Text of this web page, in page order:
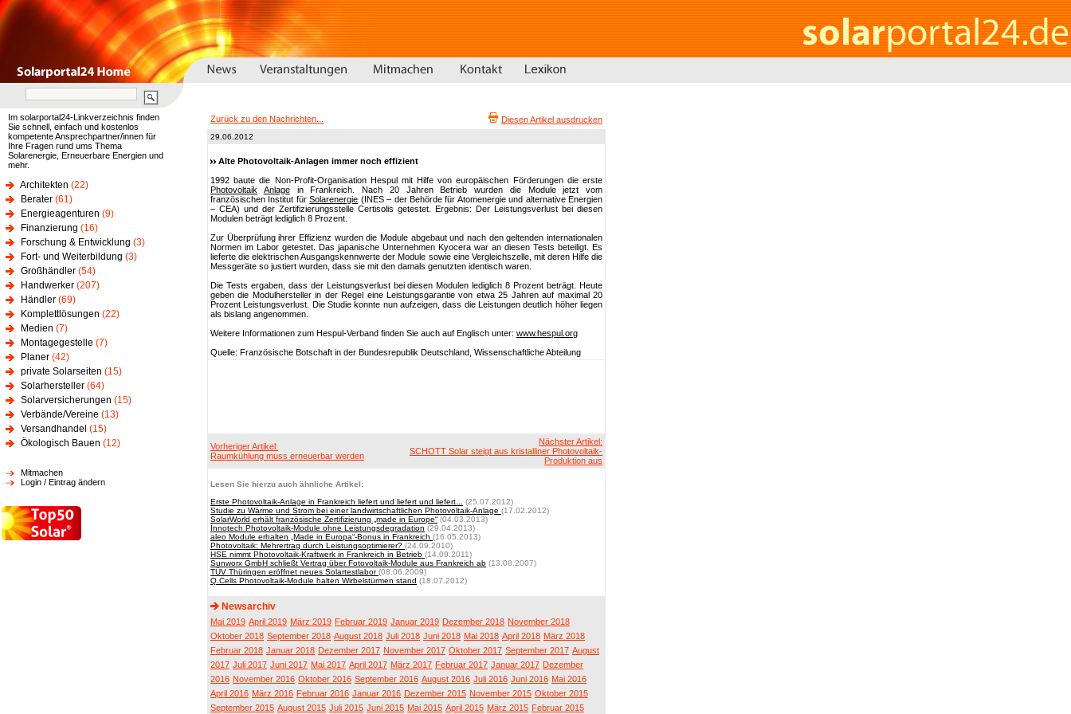
Im solarportal24-Linkverzeichnis finden
Sie schnell, einfach und kostenlos
kompetente Ansprechpartner/innen für
Ihre Fragen rund ums Thema
Solarenergie, Erneuerbare Energien und
mehr.
Architekten (22)
Berater (61)
Energieagenturen (9)
Finanzierung (16)
Forschung & Entwicklung (3)
Fort- und Weiterbildung (3)
Großhändler (54)
Handwerker (207)
Händler (69)
Komplettlösungen (22)
Medien (7)
Montagegestelle (7)
Planer (42)
private Solarseiten (15)
Solarhersteller (64)
Solarversicherungen (15)
Verbände/Vereine (13)
Versandhandel (15)
Ökologisch Bauen (12)
Mitmachen
Login / Eintrag ändern
Zurück zu den Nachrichten... Diesen Artikel ausdrucken
29.06.2012
Alte Photovoltaik-Anlagen immer noch effizient
1992 baute die Non-Profit-Organisation Hespul mit Hilfe von europäischen Förderungen die erste
Photovoltaik
Anlagein Frankreich. Nach 20 Jahren Betrieb wurden die Module jetzt vom
französischen Institut fürSolarenergie (INES – der Behörde für Atomenergie und alternative Energien
– CEA) und der Zertifizierungsstelle Certisolis getestet. Ergebnis: Der Leistungsverlust bei diesen
Modulen beträgt lediglich 8 Prozent.
Zur Überprüfung ihrer Effizienz wurden die Module abgebaut und nach den geltenden internationalen
Normen im Labor getestet. Das japanische Unternehmen Kyocera war an diesen Tests beteiligt. Es
lieferte die elektrischen Ausgangskennwerte der Module sowie eine Vergleichszelle, mit deren Hilfe die
Messgeräte so justiert wurden, dass sie mit den damals genutzten identisch waren.
Die Tests ergaben, dass der Leistungsverlust bei diesen Modulen lediglich 8 Prozent beträgt. Heute
geben die Modulhersteller in der Regel eine Leistungsgarantie von etwa 25 Jahren auf maximal 20
Prozent Leistungsverlust. Die Studie konnte nun aufzeigen, dass die Leistungen deutlich höher liegen
als bislang angenommen.
Weitere Informationen zum Hespul-Verband finden Sie auch auf Englisch unter: www.hespul.org
Quelle: Französische Botschaft in der Bundesrepublik Deutschland, Wissenschaftliche Abteilung
Vorheriger Artikel:
Raumkühlung muss erneuerbar werden
Nächster Artikel:
SCHOTT Solar steigt aus kristalliner Photovoltaik-
Produktion aus
Lesen Sie hierzu auch ähnliche Artikel:
Erste Photovoltaik-Anlage in Frankreich liefert und liefert und liefert...
(25.07.2012)
Studie zu Wärme und Strom bei einer landwirtschaftlichen Photovoltaik-Anlage (17.02.2012)
SolarWorld erhält französische Zertifizierung „made in Europe“ (04.03.2013)
Innotech Photovoltaik-Module ohne Leistungsdegradation (29.04.2013)
aleo Module erhalten „Made in Europa“-Bonus in Frankreich (16.05.2013)
Photovoltaik: Mehrertrag durch Leistungsoptimierer? (24.09.2010)
HSE nimmt Photovoltaik-Kraftwerk in Frankreich in Betrieb (14.09.2011)
Sunworx GmbH schließt Vertrag über Fotovoltaik-Module aus Frankreich ab (13.08.2007)
TÜV Thüringen eröffnet neues Solartestlabor(08.06.2009)
Q.Cells Photovoltaik-Module halten Wirbelstürmen stand (18.07.2012)
Newsarchiv
Mai 2019 April 2019 März 2019 Februar 2019 Januar 2019 Dezember 2018 November 2018
Oktober 2018 September 2018 August 2018 Juli 2018 Juni 2018 Mai 2018 April 2018 März 2018
Februar 2018 Januar 2018 Dezember 2017 November 2017 Oktober 2017 September 2017 August
2017 Juli 2017 Juni 2017 Mai 2017 April 2017 März 2017 Februar 2017 Januar 2017 Dezember
2016 November 2016 Oktober 2016 September 2016 August 2016 Juli 2016 Juni 2016 Mai 2016
April 2016 März 2016 Februar 2016 Januar 2016 Dezember 2015 November 2015 Oktober 2015
September 2015 August 2015 Juli 2015 Juni 2015 Mai 2015 April 2015 März 2015 Februar 2015